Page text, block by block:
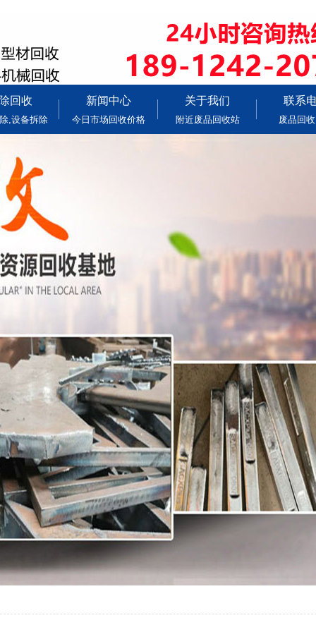
回收
,设备拆除
新闻中心
今日市场回收价格
关于我们
附近废品回收站
联系
废品回